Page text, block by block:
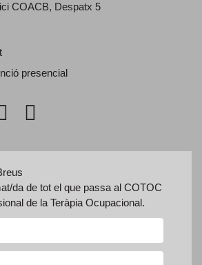
COACB, Despatx 5
presencial
da de tot el que passa al COTOC
de la Teràpia Ocupacional.